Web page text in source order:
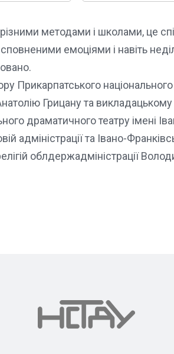
методами і школами, це
емоціями і навіть
Прикарпатського
Грицану та
драматичного театру імені
адміністрації та Івано-
облдержадміністрації